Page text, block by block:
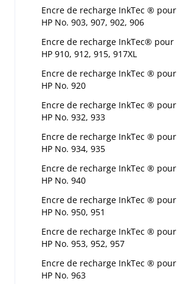
Encre de recharge InkTec ® pour
HP No. 903, 907, 902, 906
Encre de recharge InkTec® pour
HP 910, 912, 915, 917XL
Encre de recharge InkTec ® pour
HP No. 920
Encre de recharge InkTec ® pour
HP No. 932, 933
Encre de recharge InkTec ® pour
HP No. 934, 935
Encre de recharge InkTec ® pour
HP No. 940
Encre de recharge InkTec ® pour
HP No. 950, 951
Encre de recharge InkTec ® pour
HP No. 953, 952, 957
Encre de recharge InkTec ® pour
HP No. 963